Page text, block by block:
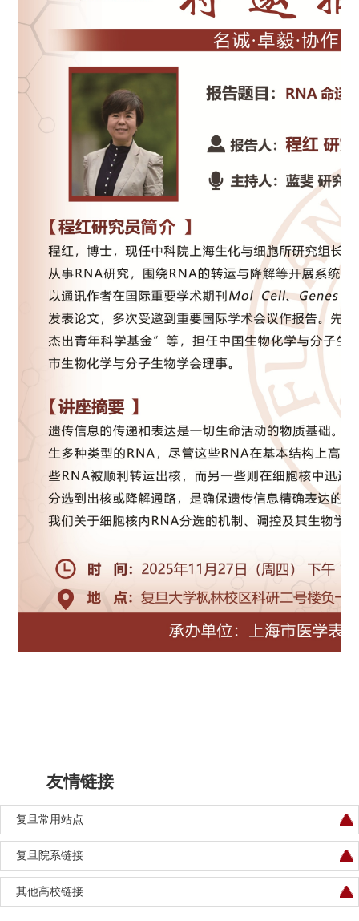
友情链接
复旦常用站点
复旦院系链接
其他高校链接